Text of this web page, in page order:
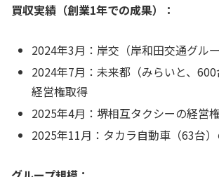
買収実績（創業1年での成果）：
2024年3月：岸交（岸和田交通グル
2024年7月：未来都（みらいと、
経営権取得
2025年4月：堺相互タクシーの経営
2025年11月：タカラ自動車（63台